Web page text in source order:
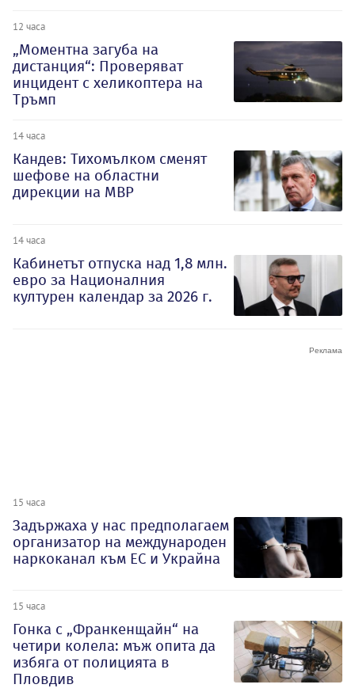
12 часа
„Моментна загуба на
дистанция“: Проверяват
инцидент с хеликоптера на
Тръмп
14 часа
Кандев: Тихомълком сменят
шефове на областни
дирекции на МВР
14 часа
Кабинетът отпуска над 1,8 млн.
евро за Националния
културен календар за 2026 г.
15 часа
Задържаха у нас предполагаем
организатор на международен
наркоканал към ЕС и Украйна
15 часа
Гонка с „Франкенщайн“ на
четири колела: мъж опита да
избяга от полицията в
Пловдив